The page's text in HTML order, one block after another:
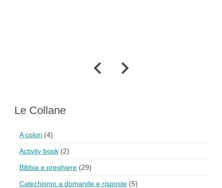
Le Collane
A colori (4)
Activity book (2)
Bibbia e preghiere (29)
Catechismo a domande e risposte (5)